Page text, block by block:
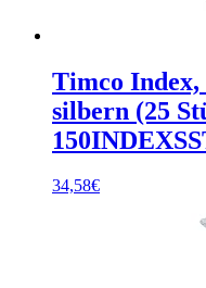
Timco Index,
silbern (25
34,58€